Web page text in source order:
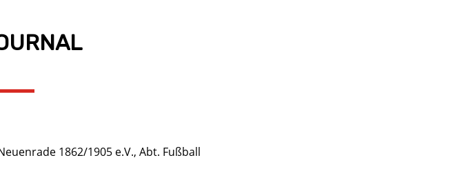
1862/1905 e.V., Abt. Fußball